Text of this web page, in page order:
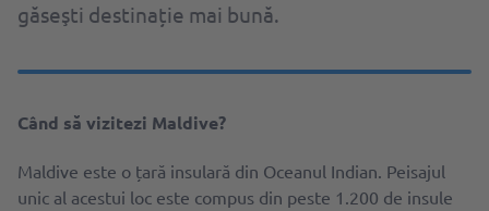
găseşti destinație mai bună.
Când să vizitezi Maldive?
Maldive este o țară insulară din Oceanul Indian. Peisajul
unic al acestui loc este compus din peste 1.200 de insule